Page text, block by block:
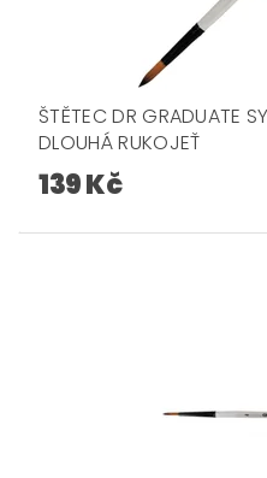
ŠTĚTEC DR GRADUATE
DLOUHÁ RUKOJEŤ
139 Kč